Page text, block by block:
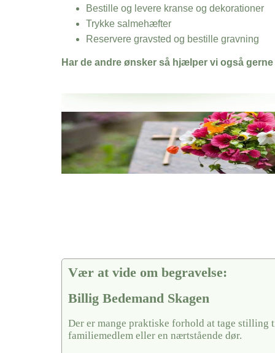
Bestille og levere kranse og dekorationer
Trykke salmehæfter
Reservere gravsted og bestille gravning
Har de andre ønsker så hjælper vi også gerne
Her hos os får du altid en god afslutning når det gælder
Billig Bedemand Skagen
vi hjælper i alle faser af begravelsel
Vær at vide om begravelse:
Billig Bedemand Skagen
Der er mange praktiske forhold at tage stilling
familiemedlem eller en nærtstående dør.